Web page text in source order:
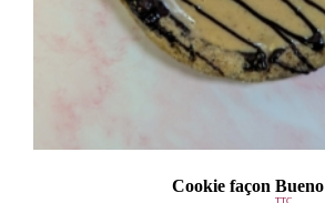
Cookie façon Bueno